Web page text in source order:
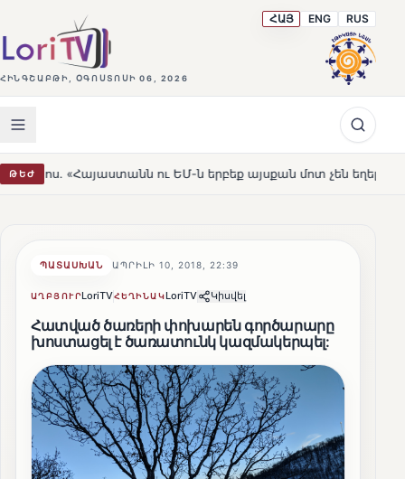
ՀԻՆԳՇԱԲԹԻ, ՕԳՈՍՏՈՍԻ 06, 2026
ՀԱՅ ENG RUS
ԹԵԺ ու ԵՄ-ն երբեք այսքան մոտ չեն եղել» HOT
ՊԱՏԱՍԽԱՆ ԱՊՐԻԼԻ 10, 2018, 22:39
ԱՂԲՅՈՒՐLoriTVՀԵՂԻՆԱԿLoriTV Կիսվել
Հատված ծառերի փոխարեն գործարարը
խոստացել է ծառատունկ կազմակերպել: